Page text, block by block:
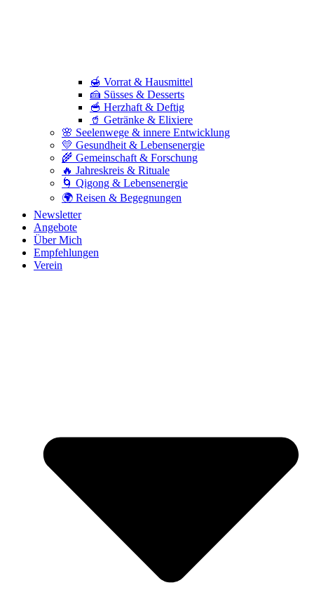
🍯 Vorrat & Hausmittel
🍰 Süsses & Desserts
🥣 Herzhaft & Deftig
🥤 Getränke & Elixiere
🌸 Seelenwege & innere Entwicklung
💛 Gesundheit & Lebensenergie
🌾 Gemeinschaft & Forschung
🔥 Jahreskreis & Rituale
🌀 Qigong & Lebensenergie
🌍 Reisen & Begegnungen
Newsletter
Angebote
Über Mich
Empfehlungen
Verein